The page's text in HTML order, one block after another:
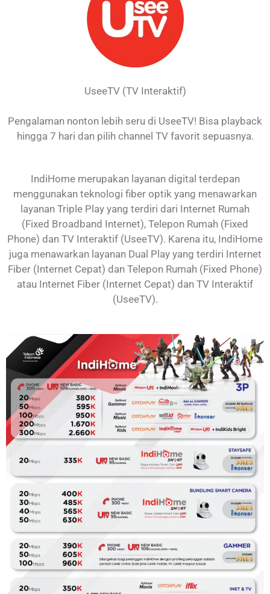
UseeTV (TV Interaktif)
Pengalaman nonton lebih seru di UseeTV! Bisa playback
hingga 7 hari dan pilih channel TV favorit sepuasnya.
IndiHome merupakan layanan digital terdepan
menggunakan teknologi fiber optik yang menawarkan
layanan Triple Play yang terdiri dari Internet Rumah
(Fixed Broadband Internet), Telepon Rumah (Fixed
Phone) dan TV Interaktif (UseeTV). Karena itu, IndiHome
juga menawarkan layanan Dual Play yang terdiri Internet
Fiber (Internet Cepat) dan Telepon Rumah (Fixed Phone)
atau Internet Fiber (Internet Cepat) dan TV Interaktif
(UseeTV).